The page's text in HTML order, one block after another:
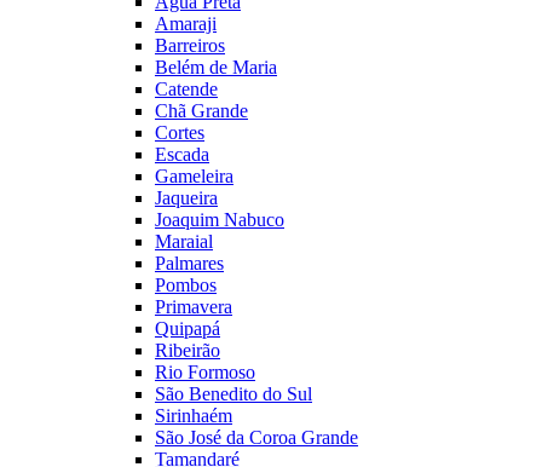
Amaraji
Barreiros
Belém de Maria
Catende
Chã Grande
Cortes
Escada
Gameleira
Jaqueira
Joaquim Nabuco
Maraial
Palmares
Pombos
Primavera
Quipapá
Ribeirão
Rio Formoso
São Benedito do Sul
Sirinhaém
São José da Coroa Grande
Tamandaré